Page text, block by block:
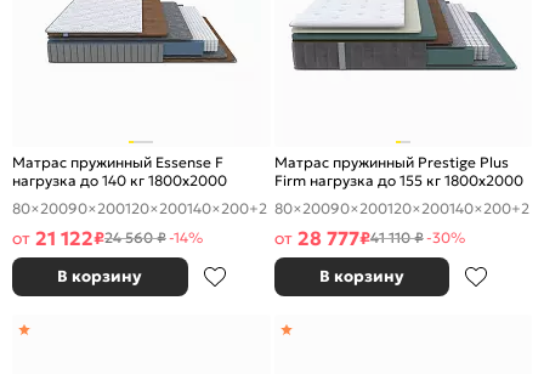
Матрас пружинный Essense F
нагрузка до 140 кг 1800x2000
80×20090×200120×200140×200+2
от 21 122₽24 560 ₽-14%
В корзину
Матрас пружинный Prestige Plus
Firm нагрузка до 155 кг 1800x2000
80×20090×200120×200140×200+2
от 28 777₽41 110 ₽-30%
В корзину